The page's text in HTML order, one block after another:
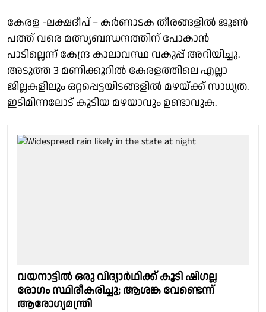
കേരള -ലക്ഷദീപ് – കർണാടക തീരങ്ങളിൽ ജൂൺ
പത്ത് വരെ മത്സ്യബന്ധനത്തിന് പോകാൻ
പാടില്ലെന്ന് കേന്ദ്ര കാലാവസ്ഥ വകുപ്പ് അറിയിച്ചു.
അടുത്ത 3 മണിക്കൂറിൽ കേരളത്തിലെ എല്ലാ
ജില്ലകളിലും ഒറ്റപ്പെട്ടയിടങ്ങളിൽ മഴയ്ക്ക് സാധ്യത.
ഇടിമിന്നലോട് കൂടിയ മഴയാവും ഉണ്ടാവുക.
വയനാട്ടിൽ ഒരു വിദ്യാർഥിക്ക് കൂടി ഷിഗല്ല
രോഗം സ്ഥിരീകരിച്ചു; ആശങ്ക വേണ്ടെന്ന്
ആരോഗ്യമന്ത്രി